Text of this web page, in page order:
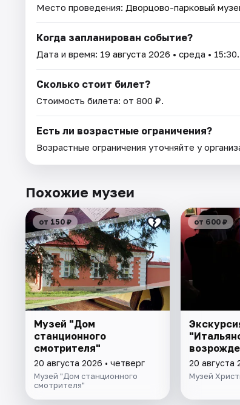
Место проведения: Дворцово-парковый
Когда запланирован событие?
Дата и время: 19 августа 2026 • среда • 15:30.
Сколько стоит билет?
Стоимость билета: от 800 ₽.
Есть ли возрастные ограничения?
Возрастные ограничения уточняйте у
Похожие музеи
от 150 ₽
Музей "Дом
станционного
смотрителя"
20 августа 2026 • четверг
Музей "Дом станционного
смотрителя"
от 600 ₽
20 августа
Музей